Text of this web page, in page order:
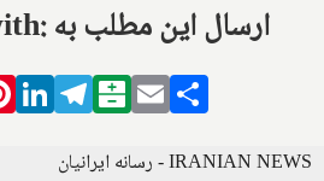
Share this with: ارسال این مطلب به
PinterestLinkedIn
Telegram
Balatarin
Email
IRANIAN NEWS - رسانه ایرانیان